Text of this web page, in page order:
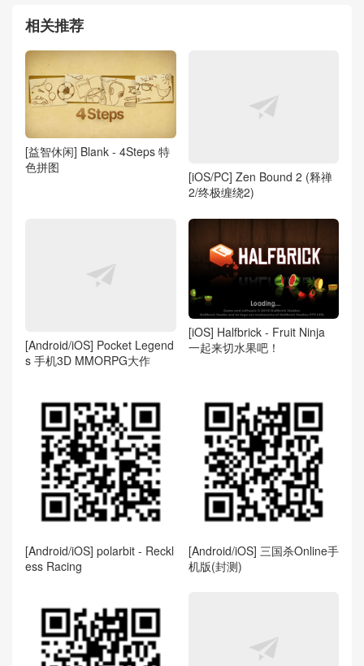
相关推荐
[益智休闲] Blank - 4Steps 特
色拼图
[iOS/PC] Zen Bound 2 (释禅
2/终极缠绕2)
[Android/iOS] Pocket Legend
s 手机3D MMORPG大作
[iOS] Halfbrick - Fruit Ninja
一起来切水果吧！
[Android/iOS] polarbit - Reckl
ess Racing
[Android/iOS] 三国杀Online手
机版(封测)